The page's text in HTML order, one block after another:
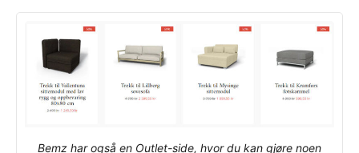
Bemz har også en Outlet-side, hvor du kan gjøre noen